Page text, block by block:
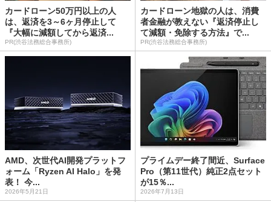
カードローン50万円以上の人
は、返済を3～6ヶ月停止して
『大幅に減額してから返済...
PR(渋谷法務総合事務所)
カードローン地獄の人は、消費
者金融が教えない『返済停止し
て減額・免除する方法』で...
PR(渋谷法務総合事務所)
AMD、次世代AI開発プラットフ
ォーム「Ryzen AI Halo」を発
表！ 今...
2026年5月21日
プライムデー終了間近、Surface
Pro（第11世代）純正2点セット
が15％...
2026年7月13日